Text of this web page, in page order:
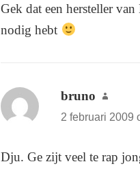
Gek dat een hersteller
nodig hebt
bruno schreef:
2 februari 2009
Dju. Ge zijt veel te rap